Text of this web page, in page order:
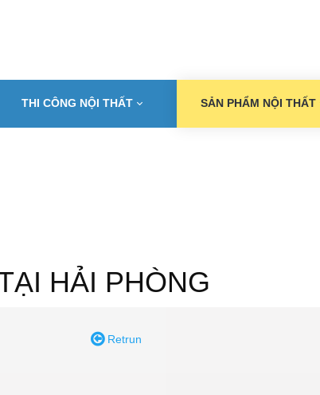
THI CÔNG NỘI THẤT SẢN PHẨM NỘI THẤT
HẢI PHÒNG
Retrun